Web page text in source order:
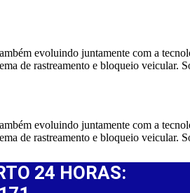
evoluindo juntamente com a
de rastreamento e bloqueio
evoluindo juntamente com a
de rastreamento e bloqueio
24 HORAS: